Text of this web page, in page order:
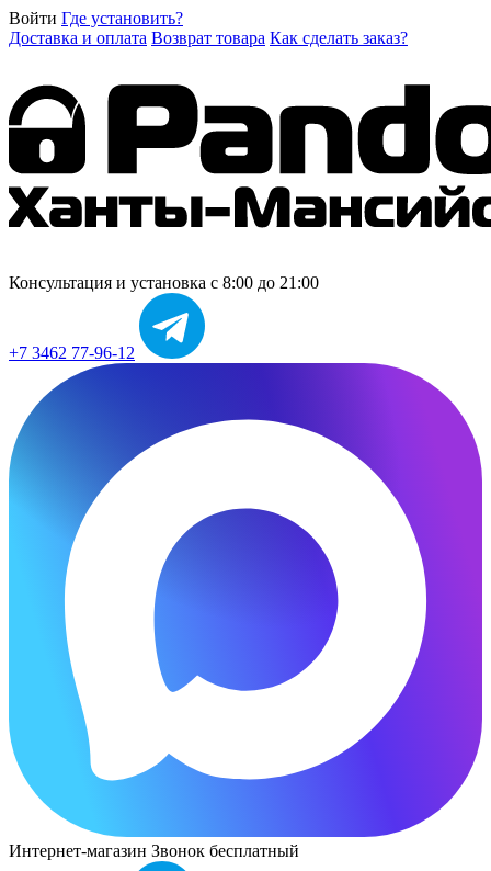
Войти Где установить?
Доставка и оплата Возврат товара Как сделать заказ?
Консультация и установка с 8:00 до 21:00
+7 3462 77-96-12
Интернет-магазин Звонок бесплатный